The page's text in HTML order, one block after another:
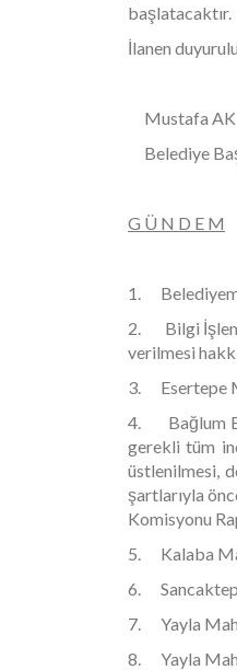
başlatacaktır.
İlanen
Mustafa AK
Belediye
G Ü N D E M
1.
2. Bilgi İşlem
verilmesi
3. Esertepe
4. Bağlum
gerekli tüm
üstlenilmesi,
şartlarıyla
Komisyonu
5. Kalaba
6.
7. Yayla
8. Yayla